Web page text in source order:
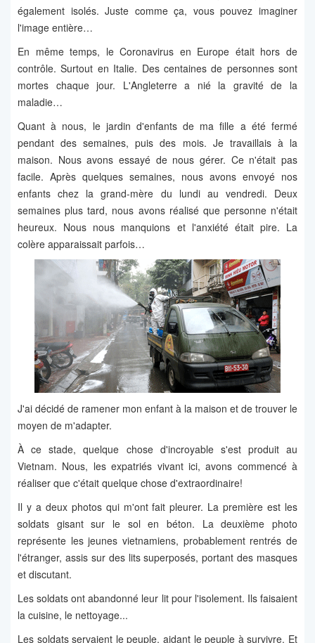
également isolés. Juste comme ça, vous pouvez imaginer
l'image entière…
En même temps, le Coronavirus en Europe était hors de
contrôle. Surtout en Italie. Des centaines de personnes sont
mortes chaque jour. L'Angleterre a nié la gravité de la
maladie…
Quant à nous, le jardin d'enfants de ma fille a été fermé
pendant des semaines, puis des mois. Je travaillais à la
maison. Nous avons essayé de nous gérer. Ce n'était pas
facile. Après quelques semaines, nous avons envoyé nos
enfants chez la grand-mère du lundi au vendredi. Deux
semaines plus tard, nous avons réalisé que personne n'était
heureux. Nous nous manquions et l'anxiété était pire. La
colère apparaissait parfois…
J'ai décidé de ramener mon enfant à la maison et de trouver le
moyen de m'adapter.
À ce stade, quelque chose d'incroyable s'est produit au
Vietnam. Nous, les expatriés vivant ici, avons commencé à
réaliser que c'était quelque chose d'extraordinaire!
Il y a deux photos qui m'ont fait pleurer. La première est les
soldats gisant sur le sol en béton. La deuxième photo
représente les jeunes vietnamiens, probablement rentrés de
l'étranger, assis sur des lits superposés, portant des masques
et discutant.
Les soldats ont abandonné leur lit pour l'isolement. Ils faisaient
la cuisine, le nettoyage...
Les soldats servaient le peuple, aidant le peuple à survivre. Et